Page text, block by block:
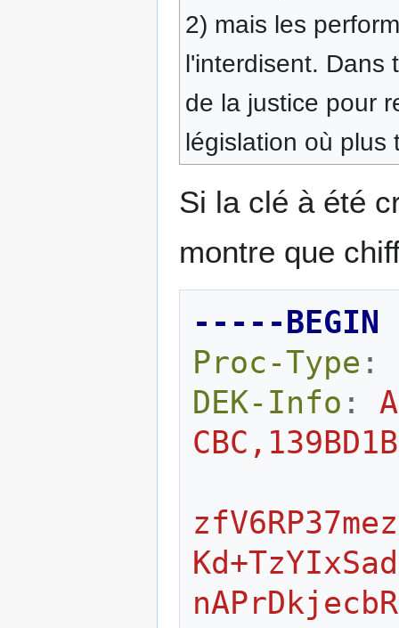
2) mais les
l'interdisent. Dans
de la justice pour
législation où plus
Si la clé à été
montre que
-----BEGIN
Proc-Type :
DEK-Info :